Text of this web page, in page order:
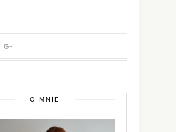
O MNIE